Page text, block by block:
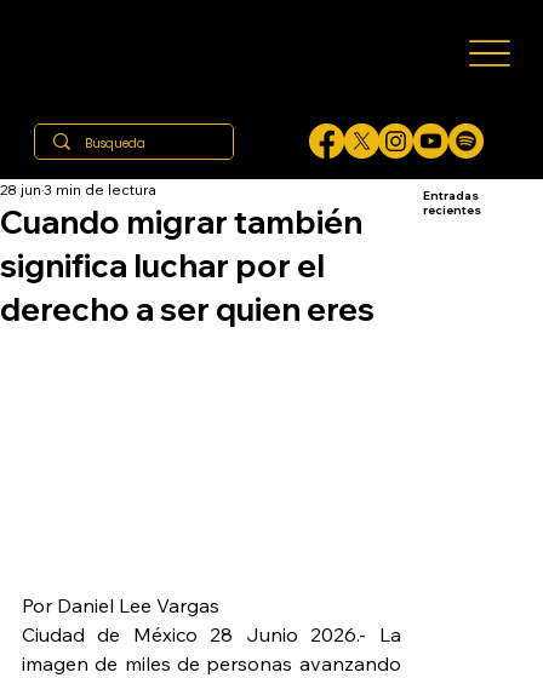
Cuando migrar también
significa luchar por el
derecho a ser quien eres
28 jun 3 min de lectura
Por Daniel Lee Vargas
Ciudad de México 28 Junio 2026.- La
imagen de miles de personas avanzando
Entradas
recientes